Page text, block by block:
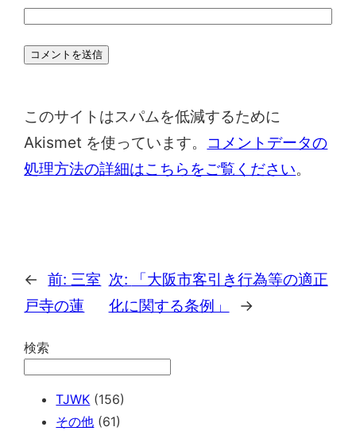
このサイトはスパムを低減するために
Akismet を使っています。
コメントデータの
処理方法の詳細はこちらをご覧ください。
← 前:三室
戸寺の蓮
次:
「大阪市客引き行為等の適正
化に関する条例」
→
検索
TJWK (156)
その他 (61)